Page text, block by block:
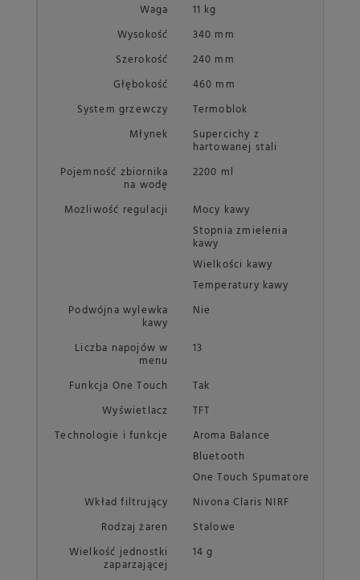
Waga
11 kg
Wysokość
340 mm
Szerokość
240 mm
Głębokość
460 mm
System grzewczy
Termoblok
Młynek
Supercichy z
hartowanej stali
Pojemność zbiornika
na wodę
2200 ml
Możliwość regulacji
Mocy kawy
Stopnia zmielenia
kawy
Wielkości kawy
Temperatury kawy
Podwójna wylewka
kawy
Nie
Liczba napojów w
menu
13
Funkcja One Touch
Tak
Wyświetlacz
TFT
Technologie i funkcje
Aroma Balance
Bluetooth
One Touch Spumatore
Wkład filtrujący
Nivona Claris NIRF
Rodzaj żaren
Stalowe
Wielkość jednostki
zaparzającej
14 g